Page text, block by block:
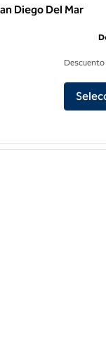
Diego Del Mar
Garden Inn San